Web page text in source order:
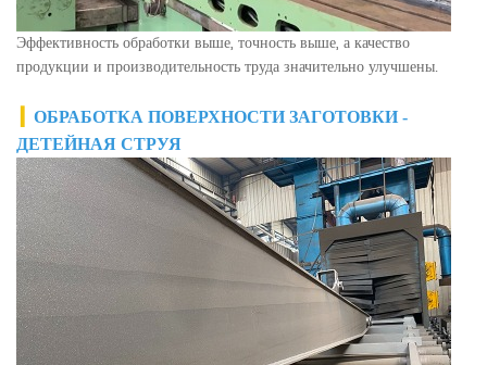
Эффективность обработки выше, точность выше, а качество
продукции и производительность труда значительно улучшены.
ОБРАБОТКА ПОВЕРХНОСТИ ЗАГОТОВКИ -
ДЕТЕЙНАЯ СТРУЯ